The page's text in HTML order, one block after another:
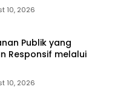
10, 2026
Publik yang
Responsif melalui
10, 2026